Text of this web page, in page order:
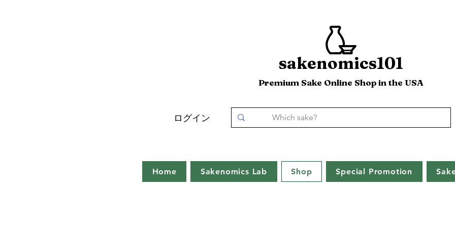
sakenomics101
Premium Sake Online Shop in the USA
ログイン
Home Sakenomics Lab Shop Special Promotion